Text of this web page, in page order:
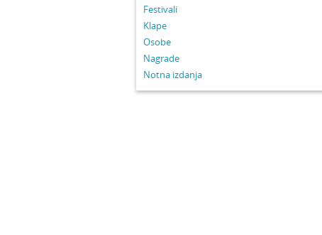
Festivali
Klape
Osobe
Nagrade
Notna izdanja